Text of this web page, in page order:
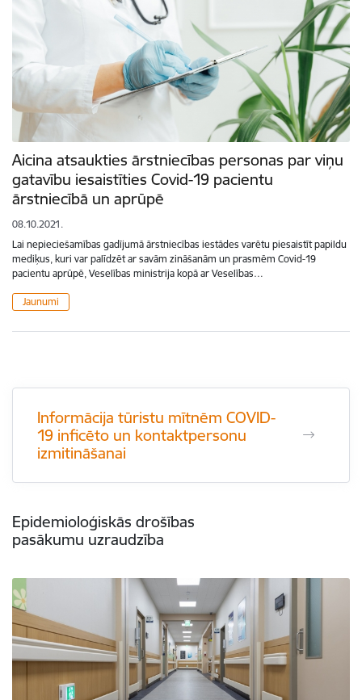
Aicina atsaukties ārstniecības personas par viņu
gatavību iesaistīties Covid-19 pacientu
ārstniecībā un aprūpē
08.10.2021.
Lai nepieciešamības gadījumā ārstniecības iestādes varētu piesaistīt papildu
mediķus, kuri var palīdzēt ar savām zināšanām un prasmēm Covid-19
pacientu aprūpē, Veselības ministrija kopā ar Veselības…
Jaunumi
Informācija tūristu mītnēm COVID-
19 inficēto un kontaktpersonu
izmitināšanai
Epidemioloģiskās drošības
pasākumu uzraudzība